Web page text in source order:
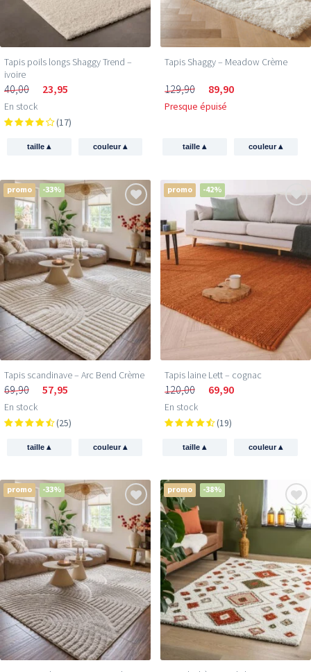
Tapis poils longs Shaggy Trend –
ivoire
40,00 23,95
En stock
(17)
taille▴ couleur▴
Tapis Shaggy – Meadow Crème
129,90 89,90
Presque épuisé
taille▴ couleur▴
promo -33%
Tapis scandinave – Arc Bend Crème
69,90 57,95
En stock
(25)
taille▴ couleur▴
promo -42%
Tapis laine Lett – cognac
120,00 69,90
En stock
(19)
taille▴ couleur▴
promo -33% promo -38%